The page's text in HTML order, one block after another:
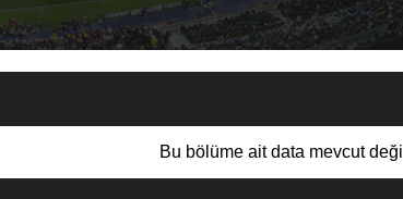
Bu bölüme ait data mevcut değil